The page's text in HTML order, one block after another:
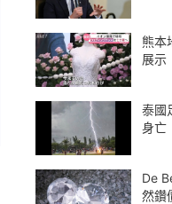
熊本
展示
泰國
身亡
De
然鑽